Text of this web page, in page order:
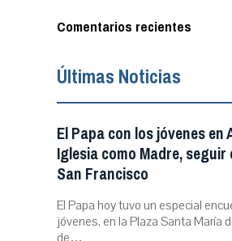
Comentarios recientes
Últimas Noticias
El Papa con los jóvenes en
Iglesia como Madre, seguir
San Francisco
El Papa hoy tuvo un especial
jóvenes, en la Plaza Santa María
de…